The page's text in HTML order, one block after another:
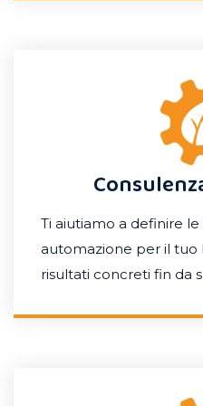
Ti aiutiamo a definire
automazione per il tuo
risultati concreti fin da